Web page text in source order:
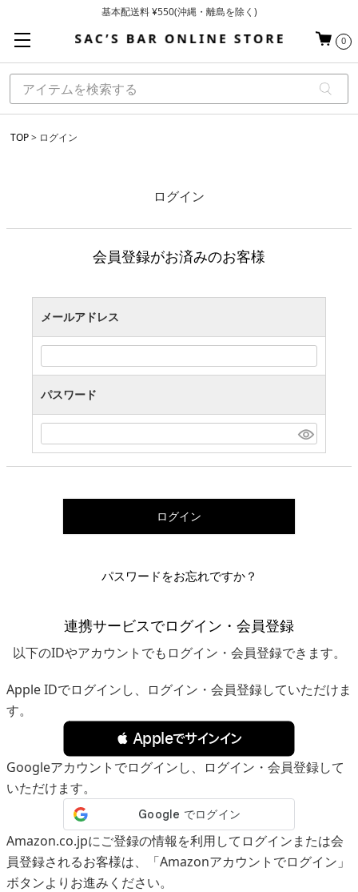
基本配送料 ¥550(沖縄・離島を除く)
お買い上げ合計¥3,980以上で送料無料
0
TOP ログイン
ログイン
会員登録がお済みのお客様
メールアドレス
パスワード
ログイン
パスワードをお忘れですか？
連携サービスでログイン・会員登録
以下のIDやアカウントでもログイン・会員登録できます。
Apple IDでログインし、ログイン・会員登録していただけま
す。
 Appleでサインイン
Googleアカウントでログインし、ログイン・会員登録して
いただけます。
Amazon.co.jpにご登録の情報を利用してログインまたは会
員登録されるお客様は、「Amazonアカウントでログイン」
ボタンよりお進みください。